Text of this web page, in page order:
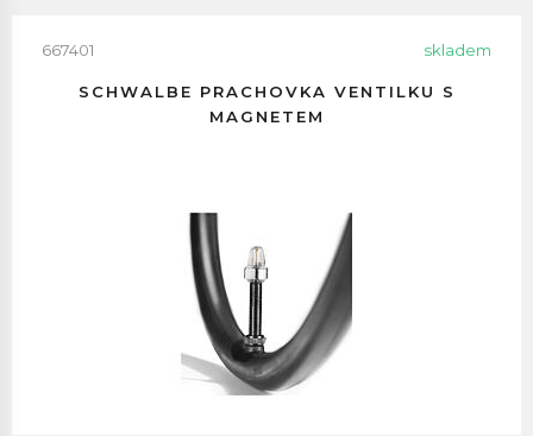
667401 skladem
SCHWALBE PRACHOVKA VENTILKU S
MAGNETEM